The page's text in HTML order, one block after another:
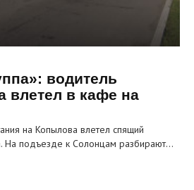
водитель
влетел в кафе на
на Копылова влетел спящий
На подъезде к Солонцам разбирают…